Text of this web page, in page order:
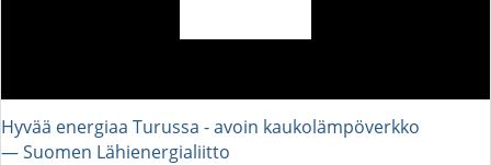
Hyvää energiaa Turussa - avoin kaukolämpöverkko
― Suomen Lähienergialiitto